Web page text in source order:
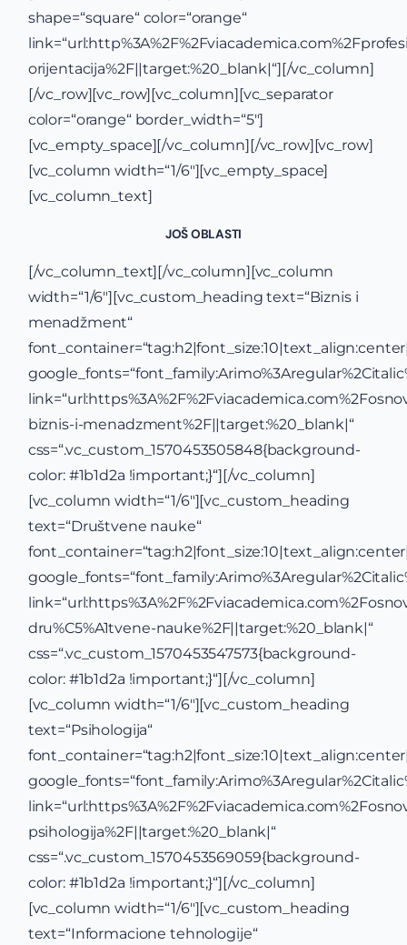
shape=“square“ color=“orange“
orijentacija%2F||target:%20_blank|“][/vc_column]
[/vc_row][vc_row][vc_column][vc_separator
color=“orange“ border_width=“5″]
[vc_empty_space][/vc_column][/vc_row][vc_row]
[vc_column width=“1/6″][vc_empty_space]
[vc_column_text]
JOŠ OBLASTI
[/vc_column_text][/vc_column][vc_column
width=“1/6″][vc_custom_heading text=“Biznis i
menadžment“
biznis-i-menadzment%2F||target:%20_blank|“
css=“.vc_custom_1570453505848{background-
color: #1b1d2a !important;}“][/vc_column]
[vc_column width=“1/6″][vc_custom_heading
text=“Društvene nauke“
dru%C5%A1tvene-nauke%2F||target:%20_blank|“
css=“.vc_custom_1570453547573{background-
color: #1b1d2a !important;}“][/vc_column]
[vc_column width=“1/6″][vc_custom_heading
text=“Psihologija“
psihologija%2F||target:%20_blank|“
css=“.vc_custom_1570453569059{background-
color: #1b1d2a !important;}“][/vc_column]
[vc_column width=“1/6″][vc_custom_heading
text=“Informacione tehnologije“